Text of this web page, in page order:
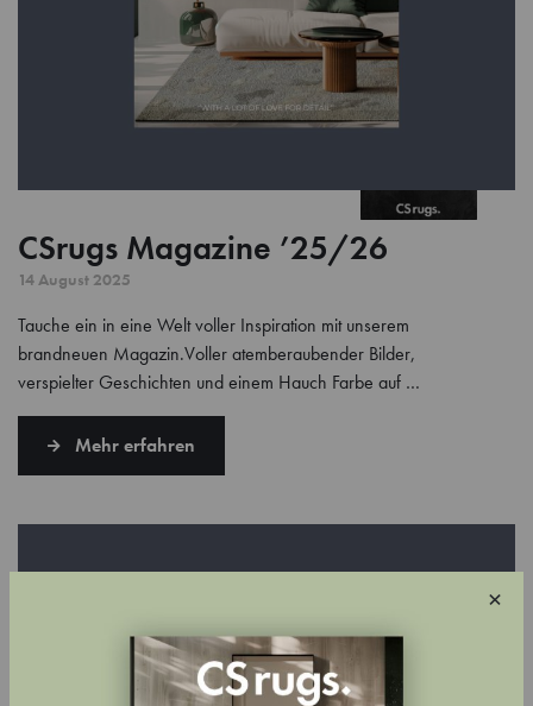
CSrugs Magazine ’25/26
14 August 2025
Tauche ein in eine Welt voller Inspiration mit unserem
brandneuen Magazin.Voller atemberaubender Bilder,
verspielter Geschichten und einem Hauch Farbe auf …
Mehr erfahren
×